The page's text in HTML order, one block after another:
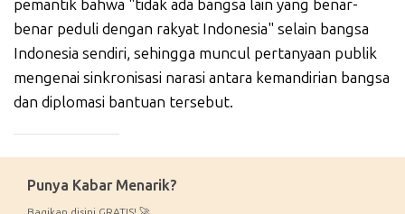
pemantik bahwa "tidak ada bangsa lain yang benar-
benar peduli dengan rakyat Indonesia" selain bangsa
Indonesia sendiri, sehingga muncul pertanyaan publik
mengenai sinkronisasi narasi antara kemandirian bangsa
dan diplomasi bantuan tersebut.
Punya Kabar Menarik?